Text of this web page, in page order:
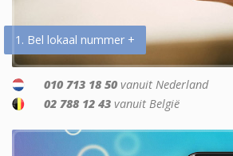
1. Bel lokaal nummer +
010 713 18 50 vanuit Nederland
02 788 12 43 vanuit België